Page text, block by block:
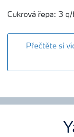
Cukrová řepa: 3
Přečtěte si